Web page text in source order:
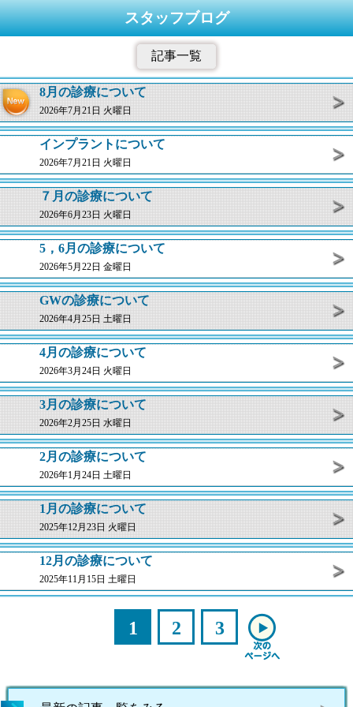
スタッフブログ
記事一覧
8月の診療について
2026年7月21日 火曜日
インプラントについて
2026年7月21日 火曜日
７月の診療について
2026年6月23日 火曜日
5，6月の診療について
2026年5月22日 金曜日
GWの診療について
2026年4月25日 土曜日
4月の診療について
2026年3月24日 火曜日
3月の診療について
2026年2月25日 水曜日
2月の診療について
2026年1月24日 土曜日
1月の診療について
2025年12月23日 火曜日
12月の診療について
2025年11月15日 土曜日
1 2 3